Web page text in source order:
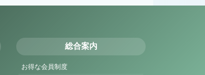
総合案内
お得な会員制度